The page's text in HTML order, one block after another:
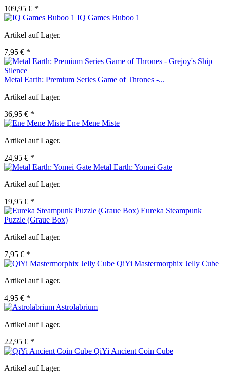
109,95 € *
IQ Games Buboo 1
Artikel auf Lager.
7,95 € *
Metal Earth: Premium Series Game of Thrones -...
Artikel auf Lager.
36,95 € *
Ene Mene Miste
Artikel auf Lager.
24,95 € *
Metal Earth: Yomei Gate
Artikel auf Lager.
19,95 € *
Eureka Steampunk
Puzzle (Graue Box)
Artikel auf Lager.
7,95 € *
QiYi Mastermorphix Jelly Cube
Artikel auf Lager.
4,95 € *
Astrolabrium
Artikel auf Lager.
22,95 € *
QiYi Ancient Coin Cube
Artikel auf Lager.